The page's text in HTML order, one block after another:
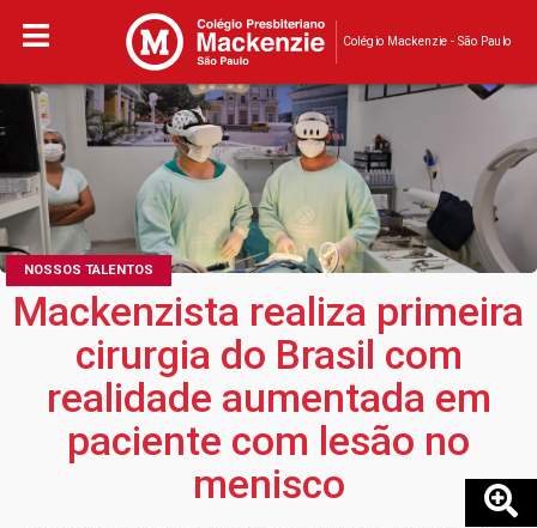
Colégio Mackenzie - São Paulo
NOSSOS TALENTOS
Mackenzista realiza primeira
cirurgia do Brasil com
realidade aumentada em
paciente com lesão no
menisco